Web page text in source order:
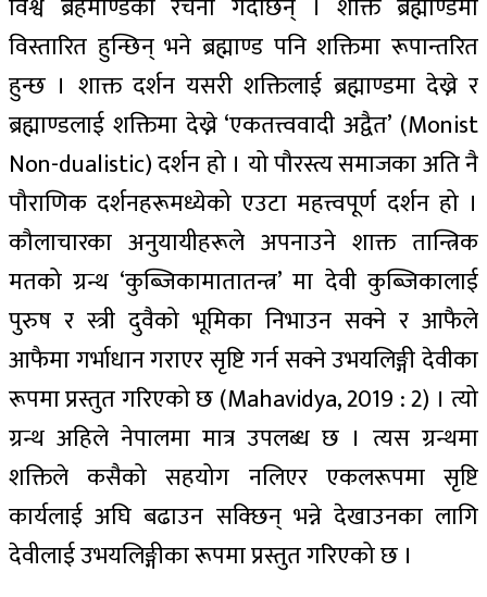
विस्तारित हुन्छिन् भने ब्रह्माण्ड पनि शक्तिमा रूपान्तरित
हुन्छ । शाक्त दर्शन यसरी शक्तिलाई ब्रह्माण्डमा देख्ने र
ब्रह्माण्डलाई शक्तिमा देख्ने ‘एकतत्त्ववादी अद्वैत’ (Monist
Non-dualistic) दर्शन हो । यो पौरस्त्य समाजका अति नै
पौराणिक दर्शनहरूमध्येको एउटा महत्त्वपूर्ण दर्शन हो ।
कौलाचारका अनुयायीहरूले अपनाउने शाक्त तान्त्रिक
मतको ग्रन्थ ‘कुब्जिकामातातन्त्र’ मा देवी कुब्जिकालाई
पुरुष र स्त्री दुवैको भूमिका निभाउन सक्ने र आफैले
आफैमा गर्भाधान गराएर सृष्टि गर्न सक्ने उभयलिङ्गी देवीका
रूपमा प्रस्तुत गरिएको छ (Mahavidya, 2019 : 2) । त्यो
ग्रन्थ अहिले नेपालमा मात्र उपलब्ध छ । त्यस ग्रन्थमा
शक्तिले कसैको सहयोग नलिएर एकलरूपमा सृष्टि
कार्यलाई अघि बढाउन सक्छिन् भन्ने देखाउनका लागि
देवीलाई उभयलिङ्गीका रूपमा प्रस्तुत गरिएको छ ।